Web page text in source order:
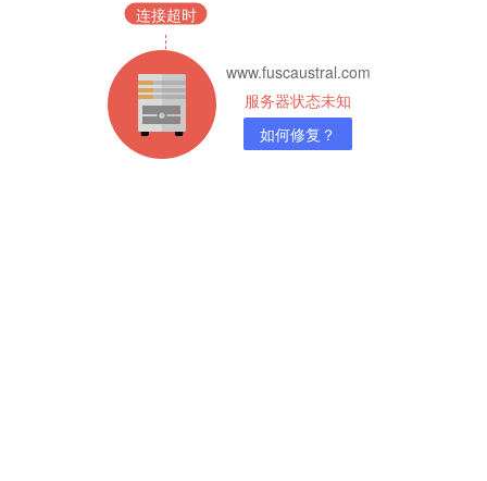
连接超时
www.fuscaustral.com
服务器状态未知
如何修复？